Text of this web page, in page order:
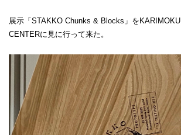
展示「STAKKO Chunks & Blocks」を
CENTERに見に行って来た。